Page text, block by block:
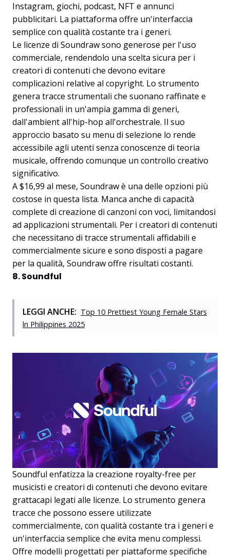
Instagram, giochi, podcast, NFT e annunci
pubblicitari. La piattaforma offre un'interfaccia
semplice con qualità costante tra i generi.
Le licenze di Soundraw sono generose per l'uso
commerciale, rendendolo una scelta sicura per i
creatori di contenuti che devono evitare
complicazioni relative al copyright. Lo strumento
genera tracce strumentali che suonano raffinate e
professionali in un'ampia gamma di generi,
dall'ambient all'hip-hop all'orchestrale. Il suo
approccio basato su menu di selezione lo rende
accessibile agli utenti senza conoscenze di teoria
musicale, offrendo comunque un controllo creativo
significativo.
A $16,99 al mese, Soundraw è una delle opzioni più
costose in questa lista. Manca anche di capacità
complete di creazione di canzoni con voci, limitandosi
ad applicazioni strumentali. Per i creatori di contenuti
che necessitano di tracce strumentali affidabili e
commercialmente sicure e sono disposti a pagare
per la qualità, Soundraw offre risultati costanti.
8. Soundful
LEGGI ANCHE: Top 10 Prettiest Young Female Stars
ln Philippines 2025
Soundful enfatizza la creazione royalty-free per
musicisti e creatori di contenuti che devono evitare
grattacapi legati alle licenze. Lo strumento genera
tracce che possono essere utilizzate
commercialmente, con qualità costante tra i generi e
un'interfaccia semplice che evita menu complessi.
Offre modelli progettati per piattaforme specifiche